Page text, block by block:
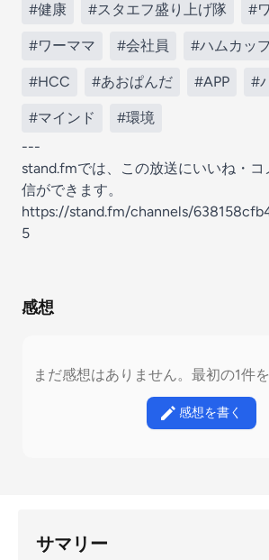
#健康 #スタエフ盛り上げ隊 #
#ワーママ #会社員 #ハムカッ
#HCC #あおぱんだ #APP #
#マインド
#環境
---
stand.fmでは、この放送にいいね・
信ができます。
https://stand.fm/channels/
5
感想
まだ感想はありません。最初の1件
感想を書く
サマリー